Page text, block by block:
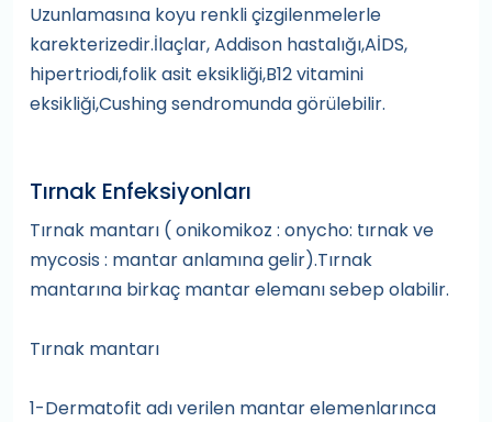
Uzunlamasına koyu renkli çizgilenmelerle
karekterizedir.İlaçlar, Addison hastalığı,AİDS,
hipertriodi,folik asit eksikliği,B12 vitamini
eksikliği,Cushing sendromunda görülebilir.
Tırnak Enfeksiyonları
Tırnak mantarı ( onikomikoz : onycho: tırnak ve
mycosis : mantar anlamına gelir).Tırnak
mantarına birkaç mantar elemanı sebep olabilir.
Tırnak mantarı
1-Dermatofit adı verilen mantar elemenlarınca